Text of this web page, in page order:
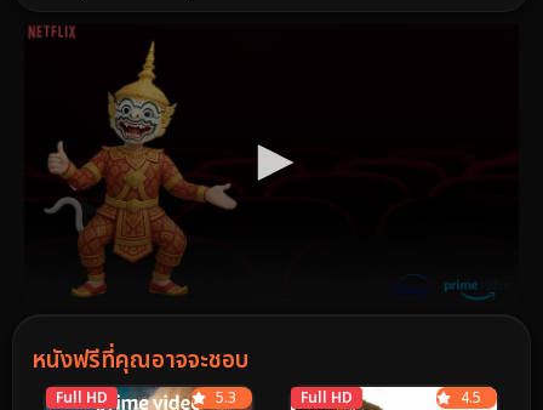
หนังฟรีที่คุณอาจจะชอบ
Full HD 5.3 Full HD 4.5